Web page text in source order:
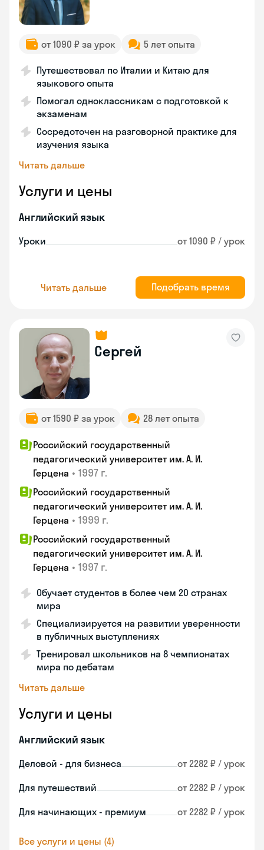
от 1090 ₽ за урок 5 лет опыта
Путешествовал по Италии и Китаю для
языкового опыта
Помогал одноклассникам с подготовкой к
экзаменам
Сосредоточен на разговорной практике для
изучения языка
Читать дальше
Услуги и цены
Английский язык
Уроки от 1090 ₽ / урок
Читать дальше Подобрать время
Сергей
от 1590 ₽ за урок 28 лет опыта
Российский государственный
педагогический университет им. А. И.
Герцена • 1997 г.
Российский государственный
педагогический университет им. А. И.
Герцена • 1999 г.
Российский государственный
педагогический университет им. А. И.
Герцена • 1997 г.
Обучает студентов в более чем 20 странах
мира
Специализируется на развитии уверенности
в публичных выступлениях
Тренировал школьников на 8 чемпионатах
мира по дебатам
Читать дальше
Услуги и цены
Английский язык
Деловой - для бизнеса от 2282 ₽ / урок
Для путешествий от 2282 ₽ / урок
Для начинающих - премиум от 2282 ₽ / урок
Все услуги и цены (4)